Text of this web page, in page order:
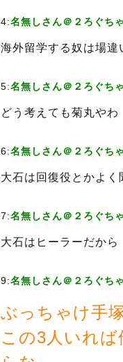
4:名無しさん＠２ろぐち
海外留学する奴は場違
5:名無しさん＠２ろぐち
どう考えても菊丸やわ
6:名無しさん＠２ろぐち
大石は回復役とかよく
7:名無しさん＠２ろぐち
大石はヒーラーだから
9:名無しさん＠２ろぐち
ぶっちゃけ手
この3人いれ